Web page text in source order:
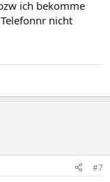
ich bekomme
nicht
#7